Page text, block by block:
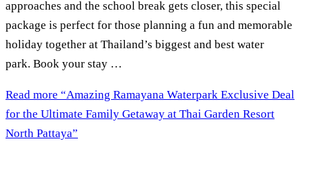
approaches and the school break gets closer, this special
package is perfect for those planning a fun and memorable
holiday together at Thailand’s biggest and best water
park. Book your stay …
Read more “Amazing Ramayana Waterpark Exclusive Deal
for the Ultimate Family Getaway at Thai Garden Resort
North Pattaya”